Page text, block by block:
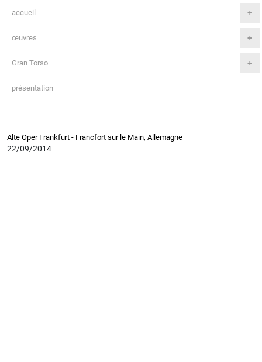
accueil
œuvres
Gran Torso
présentation
Alte Oper Frankfurt - Francfort sur le Main, Allemagne
22/09/2014